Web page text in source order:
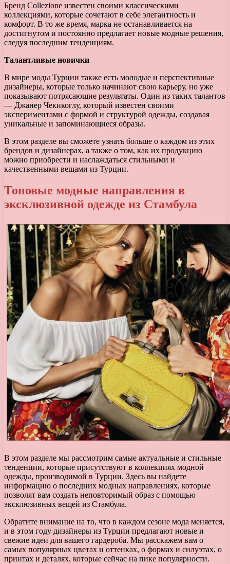
Бренд Collezione известен своими классическими
коллекциями, которые сочетают в себе элегантность и
комфорт. В то же время, марка не останавливается на
достигнутом и постоянно предлагает новые модные решения,
следуя последним тенденциям.
Талантливые новички
В мире моды Турции также есть молодые и перспективные
дизайнеры, которые только начинают свою карьеру, но уже
показывают потрясающие результаты. Один из таких талантов
— Джанер Чекикоглу, который известен своими
экспериментами с формой и структурой одежды, создавая
уникальные и запоминающиеся образы.
В этом разделе вы сможете узнать больше о каждом из этих
брендов и дизайнерах, а также о том, как их продукцию
можно приобрести и наслаждаться стильными и
качественными вещами из Турции.
Топовые модные направления в
эксклюзивной одежде из Стамбула
В этом разделе мы рассмотрим самые актуальные и стильные
тенденции, которые присутствуют в коллекциях модной
одежды, производимой в Турции. Здесь вы найдете
информацию о последних модных направлениях, которые
позволят вам создать неповторимый образ с помощью
эксклюзивных вещей из Стамбула.
Обратите внимание на то, что в каждом сезоне мода меняется,
и в этом году дизайнеры из Турции предлагают новые и
свежие идеи для вашего гардероба. Мы расскажем вам о
самых популярных цветах и оттенках, о формах и силуэтах, о
принтах и деталях, которые сейчас на пике популярности.